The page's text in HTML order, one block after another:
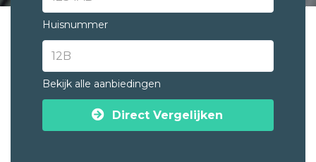
Huisnummer
Bekijk alle aanbiedingen
Direct Vergelijken